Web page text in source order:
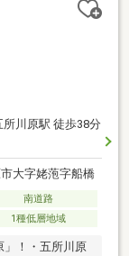
川原駅 徒歩38分
大字姥萢字船橋
南道路
1種低層地域
」！・五所川原